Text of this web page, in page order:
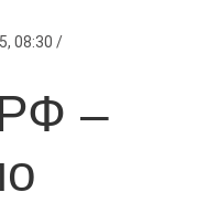
08:30
–